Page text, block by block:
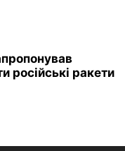
російські ракети